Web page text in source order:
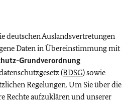
deutschen Auslandsvertretungen
Daten in Übereinstimmung mit
Grundverordnung
(BDSG) sowie
Regelungen. Um Sie über die
Rechte aufzuklären und unserer